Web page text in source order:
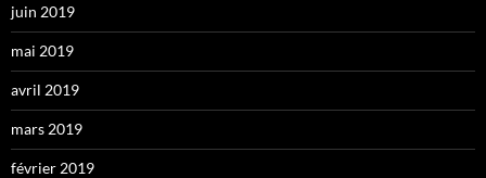
juin 2019
mai 2019
avril 2019
mars 2019
février 2019